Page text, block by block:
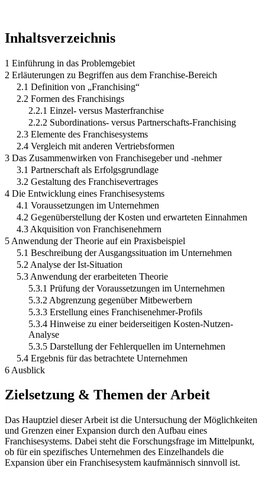
Inhaltsverzeichnis
1 Einführung in das Problemgebiet
2 Erläuterungen zu Begriffen aus dem Franchise-Bereich
2.1 Definition von „Franchising“
2.2 Formen des Franchisings
2.2.1 Einzel- versus Masterfranchise
2.2.2 Subordinations- versus Partnerschafts-Franchising
2.3 Elemente des Franchisesystems
2.4 Vergleich mit anderen Vertriebsformen
3 Das Zusammenwirken von Franchisegeber und -nehmer
3.1 Partnerschaft als Erfolgsgrundlage
3.2 Gestaltung des Franchisevertrages
4 Die Entwicklung eines Franchisesystems
4.1 Voraussetzungen im Unternehmen
4.2 Gegenüberstellung der Kosten und erwarteten Einnahmen
4.3 Akquisition von Franchisenehmern
5 Anwendung der Theorie auf ein Praxisbeispiel
5.1 Beschreibung der Ausgangssituation im Unternehmen
5.2 Analyse der Ist-Situation
5.3 Anwendung der erarbeiteten Theorie
5.3.1 Prüfung der Voraussetzungen im Unternehmen
5.3.2 Abgrenzung gegenüber Mitbewerbern
5.3.3 Erstellung eines Franchisenehmer-Profils
5.3.4 Hinweise zu einer beiderseitigen Kosten-Nutzen-
Analyse
5.3.5 Darstellung der Fehlerquellen im Unternehmen
5.4 Ergebnis für das betrachtete Unternehmen
6 Ausblick
Zielsetzung & Themen der Arbeit
Das Hauptziel dieser Arbeit ist die Untersuchung der Möglichkeiten
und Grenzen einer Expansion durch den Aufbau eines
Franchisesystems. Dabei steht die Forschungsfrage im Mittelpunkt,
ob für ein spezifisches Unternehmen des Einzelhandels die
Expansion über ein Franchisesystem kaufmännisch sinnvoll ist.